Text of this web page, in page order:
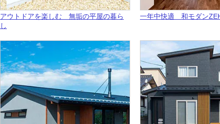
アウトドアを楽しむ 無垢の平屋の暮ら
し
一年中快適 和モダン